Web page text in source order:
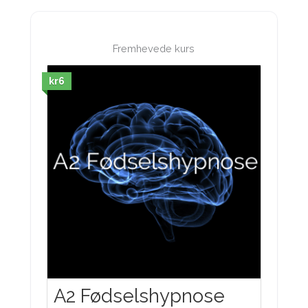
Fremhevede kurs
kr6
A2 Fødselshypnose